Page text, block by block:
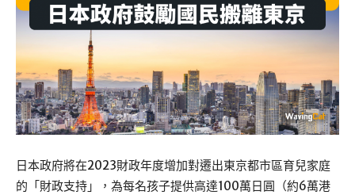
日本政府將在2023財政年度增加對遷出東京都市區育兒家庭
的「財政支持」，為每名孩子提供高達100萬日圓（約6萬港